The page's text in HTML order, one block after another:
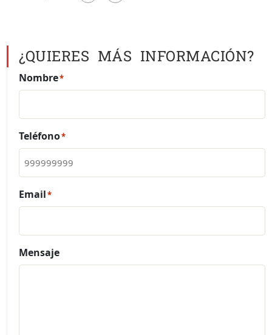
¿QUIERES MÁS INFORMACIÓN?
Nombre*
Teléfono*
Email*
Mensaje